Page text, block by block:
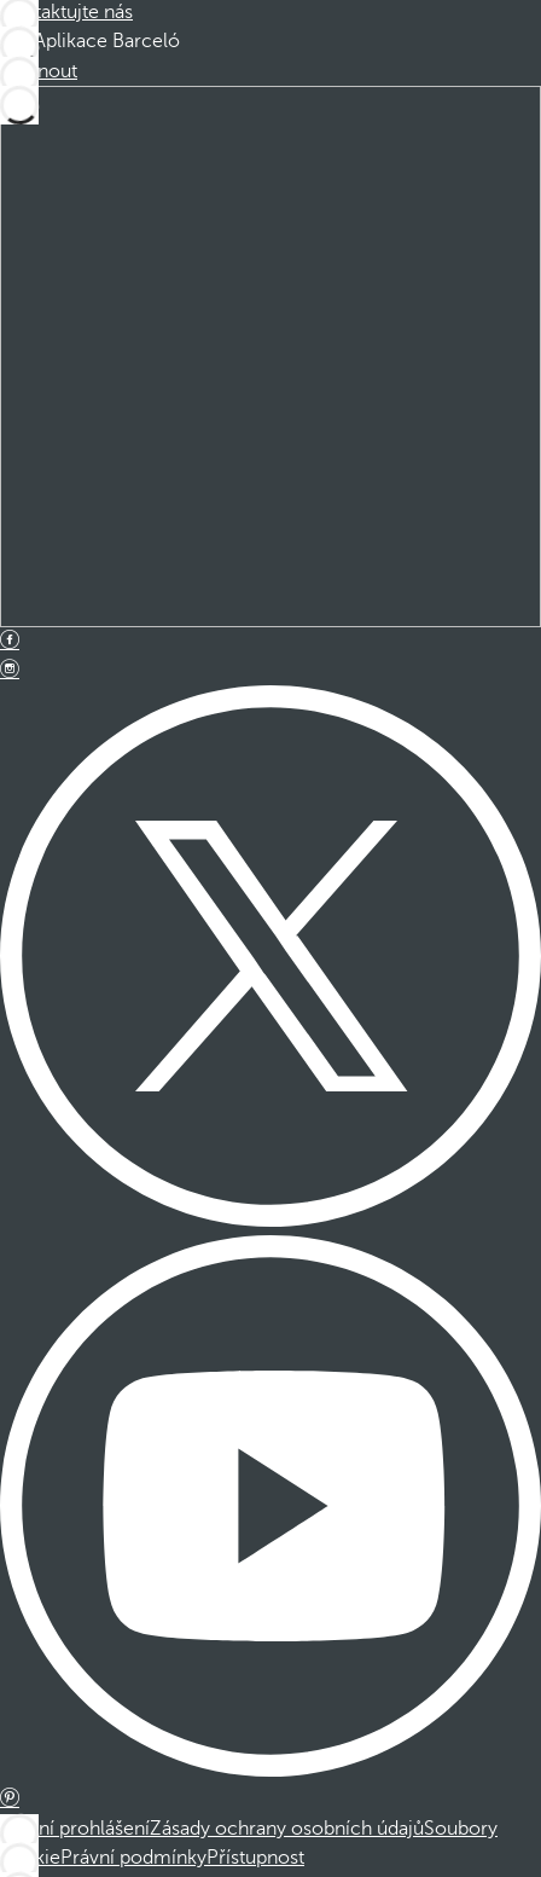
Kontaktujte nás
Aplikace Barceló
Stáhnout
Právní prohlášeníZásady ochrany osobních údajůSoubory
cookiePrávní podmínkyPřístupnost